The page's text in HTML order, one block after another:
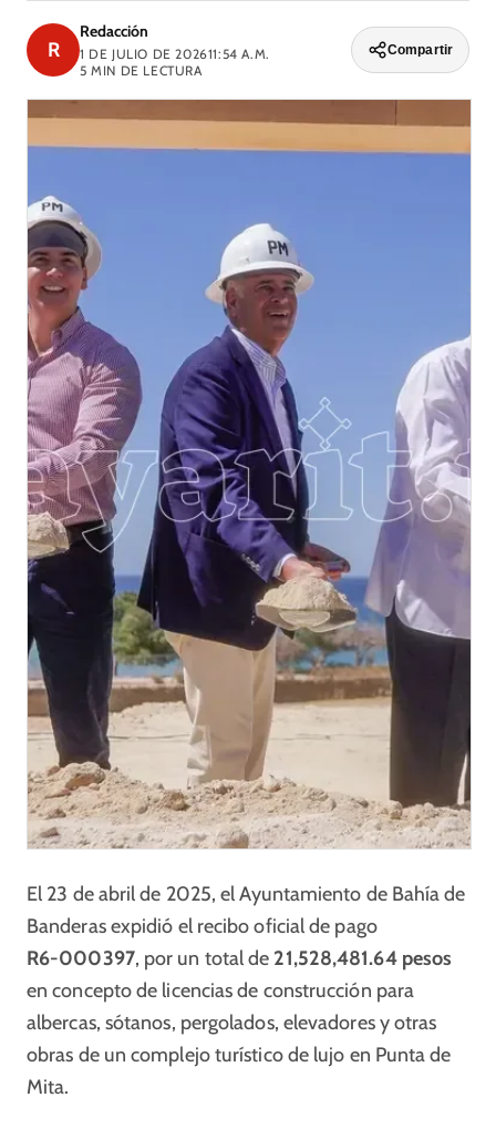
R
Redacción
1 DE JULIO DE 202611:54 A.M.
5 MIN DE LECTURA
Compartir
El 23 de abril de 2025, el Ayuntamiento de Bahía de
Banderas expidió el recibo oficial de pago
R6‑000397, por un total de 21,528,481.64 pesos
en concepto de licencias de construcción para
albercas, sótanos, pergolados, elevadores y otras
obras de un complejo turístico de lujo en Punta de
Mita.